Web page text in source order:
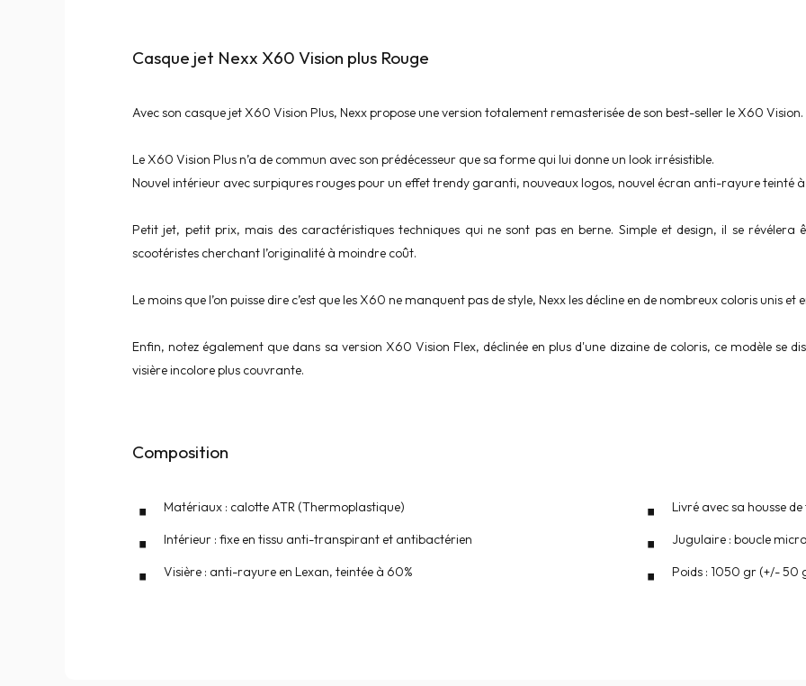
Casque jet Nexx X60 Vision plus Rouge
Avec son casque jet X60 Vision Plus, Nexx propose une version totalement remasterisée de son best-seller le X60 Vision.
Le X60 Vision Plus n’a de commun avec son prédécesseur que sa forme qui lui donne un look irrésistible.
Nouvel intérieur avec surpiqures rouges pour un effet trendy garanti, nouveaux logos, nouvel écran anti-rayure teinté
Petit jet, petit prix, mais des caractéristiques techniques qui ne sont pas en berne. Simple et design, il se
scootéristes cherchant l’originalité à moindre coût.
Le moins que l’on puisse dire c’est que les X60 ne manquent pas de style, Nexx les décline en de nombreux coloris unis et
Enfin, notez également que dans sa version X60 Vision Flex, déclinée en plus d'une dizaine de coloris, ce modèle se
visière incolore plus couvrante.
Composition
Matériaux : calotte ATR (Thermoplastique)
Intérieur : fixe en tissu anti-transpirant et antibactérien
Visière : anti-rayure en Lexan, teintée à 60%
Livré avec sa housse
Jugulaire : boucle
Poids : 1050 gr (+/- 50